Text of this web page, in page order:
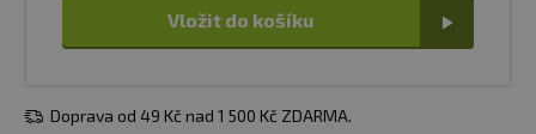
Vložit do košíku
Doprava od 49 Kč nad 1 500 Kč ZDARMA.